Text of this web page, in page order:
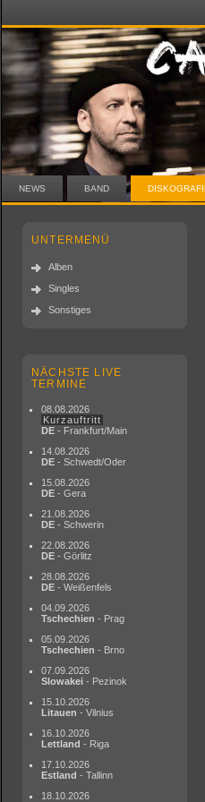
NEWS BAND
UNTERMENÜ
Alben
Singles
Sonstiges
NÄCHSTE LIVE
TERMINE
08.08.2026
Kurzauftritt
DE - Frankfurt/Main
14.08.2026
DE - Schwedt/Oder
15.08.2026
DE - Gera
21.08.2026
DE - Schwerin
22.08.2026
DE - Görlitz
28.08.2026
DE - Weißenfels
04.09.2026
Tschechien - Prag
05.09.2026
Tschechien - Brno
07.09.2026
Slowakei - Pezinok
15.10.2026
Litauen - Vilnius
16.10.2026
Lettland - Riga
17.10.2026
Estland - Tallinn
18.10.2026